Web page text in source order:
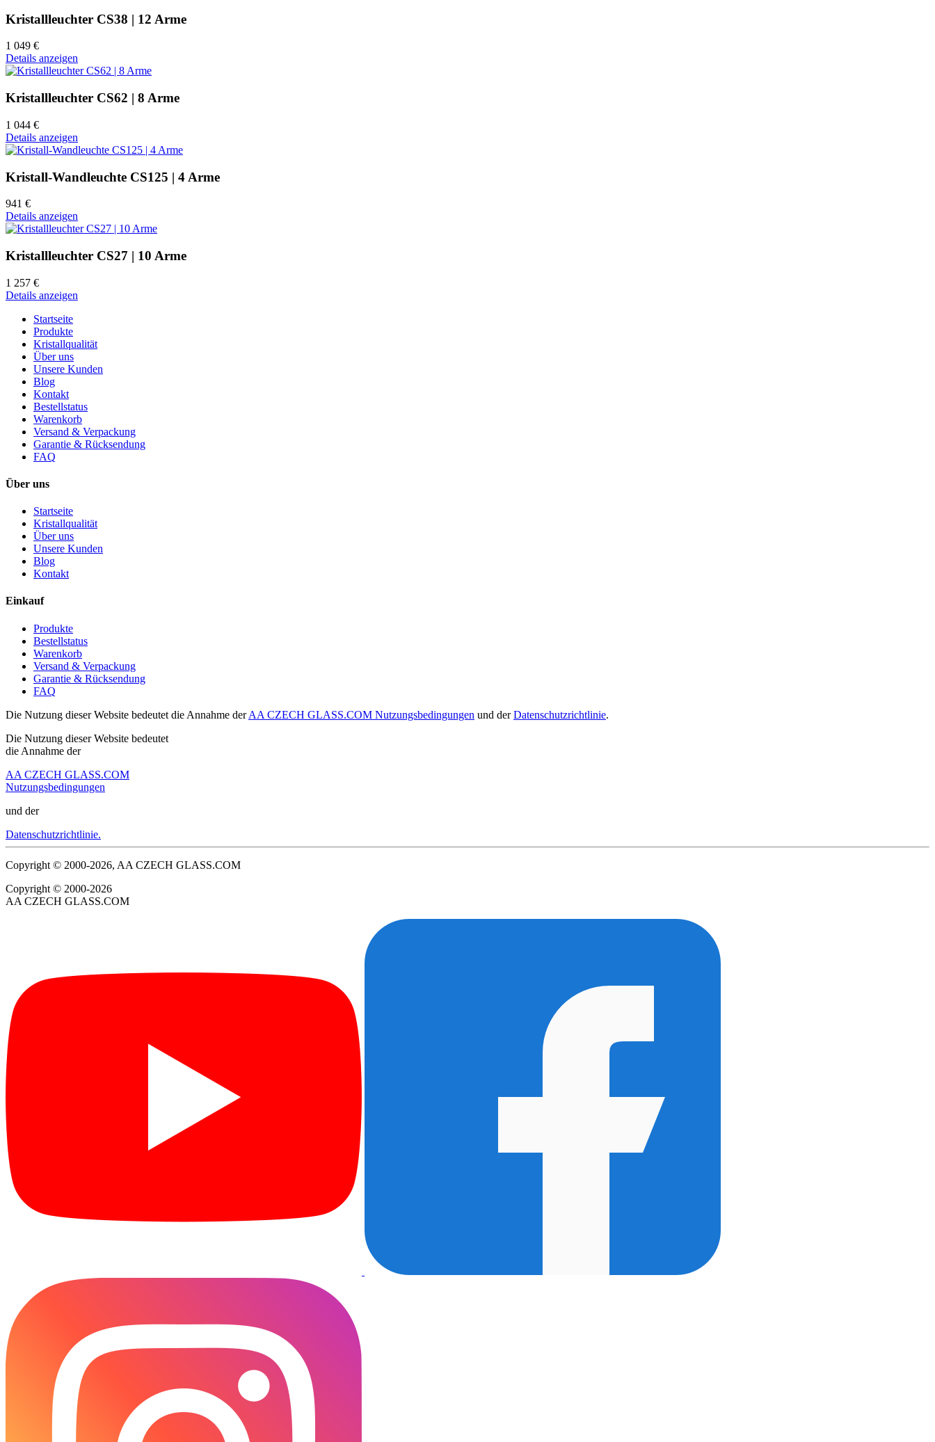
Kristallleuchter CS38 | 12 Arme
1 049 €
Details anzeigen
Kristallleuchter CS62 | 8 Arme
1 044 €
Details anzeigen
Kristall-Wandleuchte CS125 | 4 Arme
941 €
Details anzeigen
Kristallleuchter CS27 | 10 Arme
1 257 €
Details anzeigen
Startseite
Produkte
Kristallqualität
Über uns
Unsere Kunden
Blog
Kontakt
Bestellstatus
Warenkorb
Versand & Verpackung
Garantie & Rücksendung
FAQ
Über uns
Startseite
Kristallqualität
Über uns
Unsere Kunden
Blog
Kontakt
Einkauf
Produkte
Bestellstatus
Warenkorb
Versand & Verpackung
Garantie & Rücksendung
FAQ
Die Nutzung dieser Website bedeutet die Annahme derAA CZECH GLASS.COM Nutzungsbedingungen und derDatenschutzrichtlinie.
Die Nutzung dieser Website bedeutet
die Annahme der
AA CZECH GLASS.COM
Nutzungsbedingungen
und der
Datenschutzrichtlinie.
Copyright © 2000-2026, AA CZECH GLASS.COM
Copyright © 2000-2026
AA CZECH GLASS.COM